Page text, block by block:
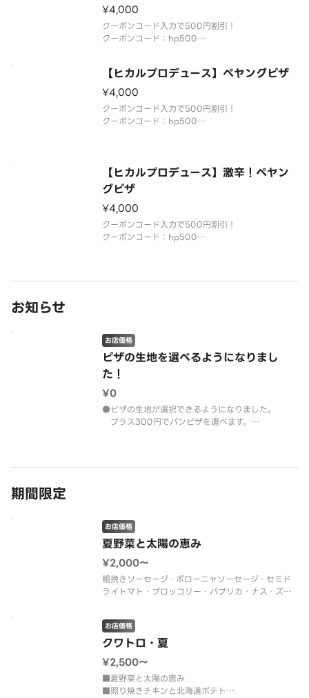
¥4,000
クーポンコード入力で500円割引！
クーポンコード：hp500
・期間限定2026/8/17まで
・複数ご注文いただいても割引になるのは1枚のみで
す。
・他のクーポン券および割引サービスとの併用不可
【ヒカルプロデュース】ペヤングピザ
¥4,000
クーポンコード入力で500円割引！
クーポンコード：hp500
す。
・他のクーポン券および割引サービスとの併用不可
YouTuberのヒカルがプロデ
【ヒカルプロデュース】激辛！ペヤン
グピザ
¥4,000
クーポンコード入力で500円割引！
クーポンコード：hp500
お知らせ
ピザの生地を選べるようになりまし
た！
お店価格
¥0
●ピザの生地が選択できるようになりました。
プラス300円でパンピザを選べます。
●サイズ表記を変更いたしました。
期間限定
夏野菜と太陽の恵み
お店価格
¥2,000〜
粗挽きソーセージ・ボローニャソーセージ・セミド
ライトマト・ブロッコリー・パプリカ・ナス・ズッ
ッパー・ガーリック・トマトソース
※無くなり次第終了いたします
クワトロ・夏
お店価格
¥2,500〜
■夏野菜と太陽の恵み
■照り焼きチキンと北海道ポテト